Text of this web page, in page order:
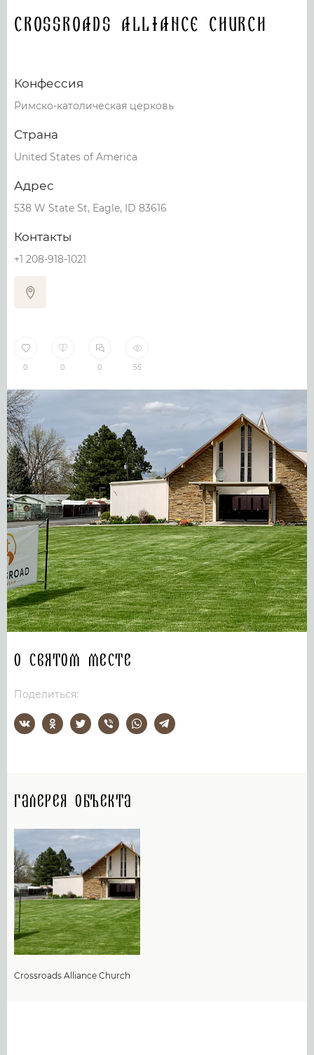
Crossroads Alliance Church
Конфессия
Римско-католическая церковь
Страна
United States of America
Адрес
538 W State St, Eagle, ID 83616
Контакты
+1 208-918-1021
0 0 0 55
О святом месте
Поделиться:
Галерея объекта
Crossroads Alliance Church